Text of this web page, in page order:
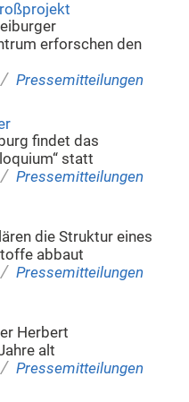
erforschen den
/ Pressemitteilungen
findet das
statt
/ Pressemitteilungen
die Struktur eines
abbaut
/ Pressemitteilungen
Herbert
alt
/ Pressemitteilungen